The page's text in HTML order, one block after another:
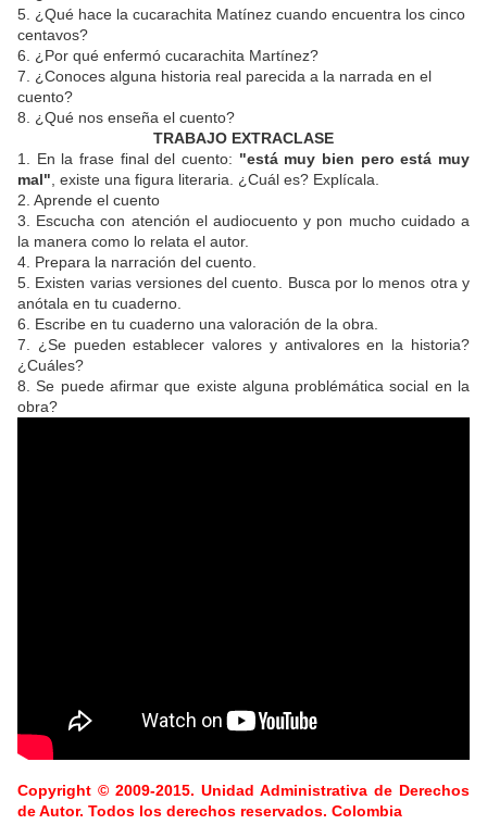
5. ¿Qué hace la cucarachita Matínez cuando encuentra los cinco
centavos?
6. ¿Por qué enfermó cucarachita Martínez?
7. ¿Conoces alguna historia real parecida a la narrada en el
cuento?
8. ¿Qué nos enseña el cuento?
TRABAJO EXTRACLASE
1. En la frase final del cuento: "está muy bien pero está muy
mal" , existe una figura literaria. ¿Cuál es? Explícala.
2. Aprende el cuento
3. Escucha con atención el audiocuento y pon mucho cuidado a
la manera como lo relata el autor.
4. Prepara la narración del cuento.
5. Existen varias versiones del cuento. Busca por lo menos otra y
anótala en tu cuaderno.
6. Escribe en tu cuaderno una valoración de la obra.
7. ¿Se pueden establecer valores y antivalores en la historia?
¿Cuáles?
8. Se puede afirmar que existe alguna problémática social en la
obra?
Copyright © 2009-2015. Unidad Administrativa de Derechos
de Autor. Todos los derechos reservados. Colombia